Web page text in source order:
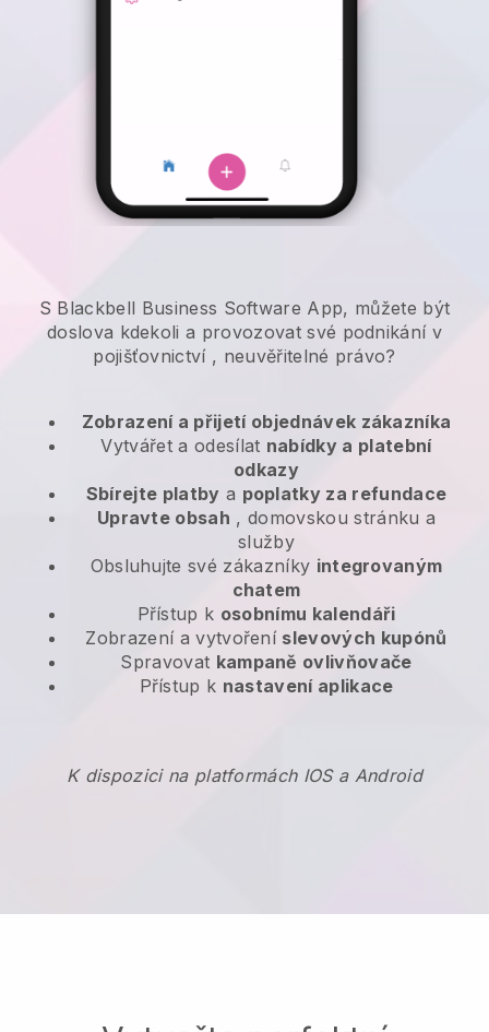
S Blackbell Business Software App, můžete být
doslova kdekoli a provozovat své podnikání v
pojišťovnictví, neuvěřitelné právo?
Zobrazení a přijetí objednávek zákazníka
Vytvářet a odesílat nabídky a platební
odkazy
Sbírejte platby a poplatky za refundace
Upravte obsah , domovskou stránku a
služby
Obsluhujte své zákazníky integrovaným
chatem
Přístup k osobnímu kalendáři
Zobrazení a vytvoření slevových kupónů
Spravovat kampaně ovlivňovače
Přístup k nastavení aplikace
K dispozici na platformách IOS a Android